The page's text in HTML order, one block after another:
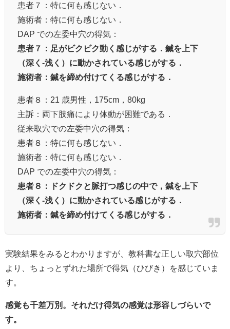
患者７：特に何も感じない．
施術者：特に何も感じない．
DAP での左委中穴の得気：
患者７：足がビクビク動く感じがする．鍼を上下
（深く‐浅く）に動かされている感じがする．
施術者：鍼を締め付けてくる感じがする．
患者８：21 歳男性，175cm，80kg
主訴：両下肢痛により体動が困難である．
従来取穴での左委中穴の得気：
患者８：特に何も感じない．
施術者：特に何も感じない．
DAP での左委中穴の得気：
患者８：ドクドクと脈打つ感じの中で，鍼を上下
（深く‐浅く）に動かされている感じがする．
施術者：鍼を締め付けてくる感じがする．
実験結果をみるとわかりますが、教科書な正しい取穴部位
より、ちょっとずれた場所で得気（ひびき）を感じていま
す。
感覚も千差万別。それだけ得気の感覚は形容しづらいで
す。